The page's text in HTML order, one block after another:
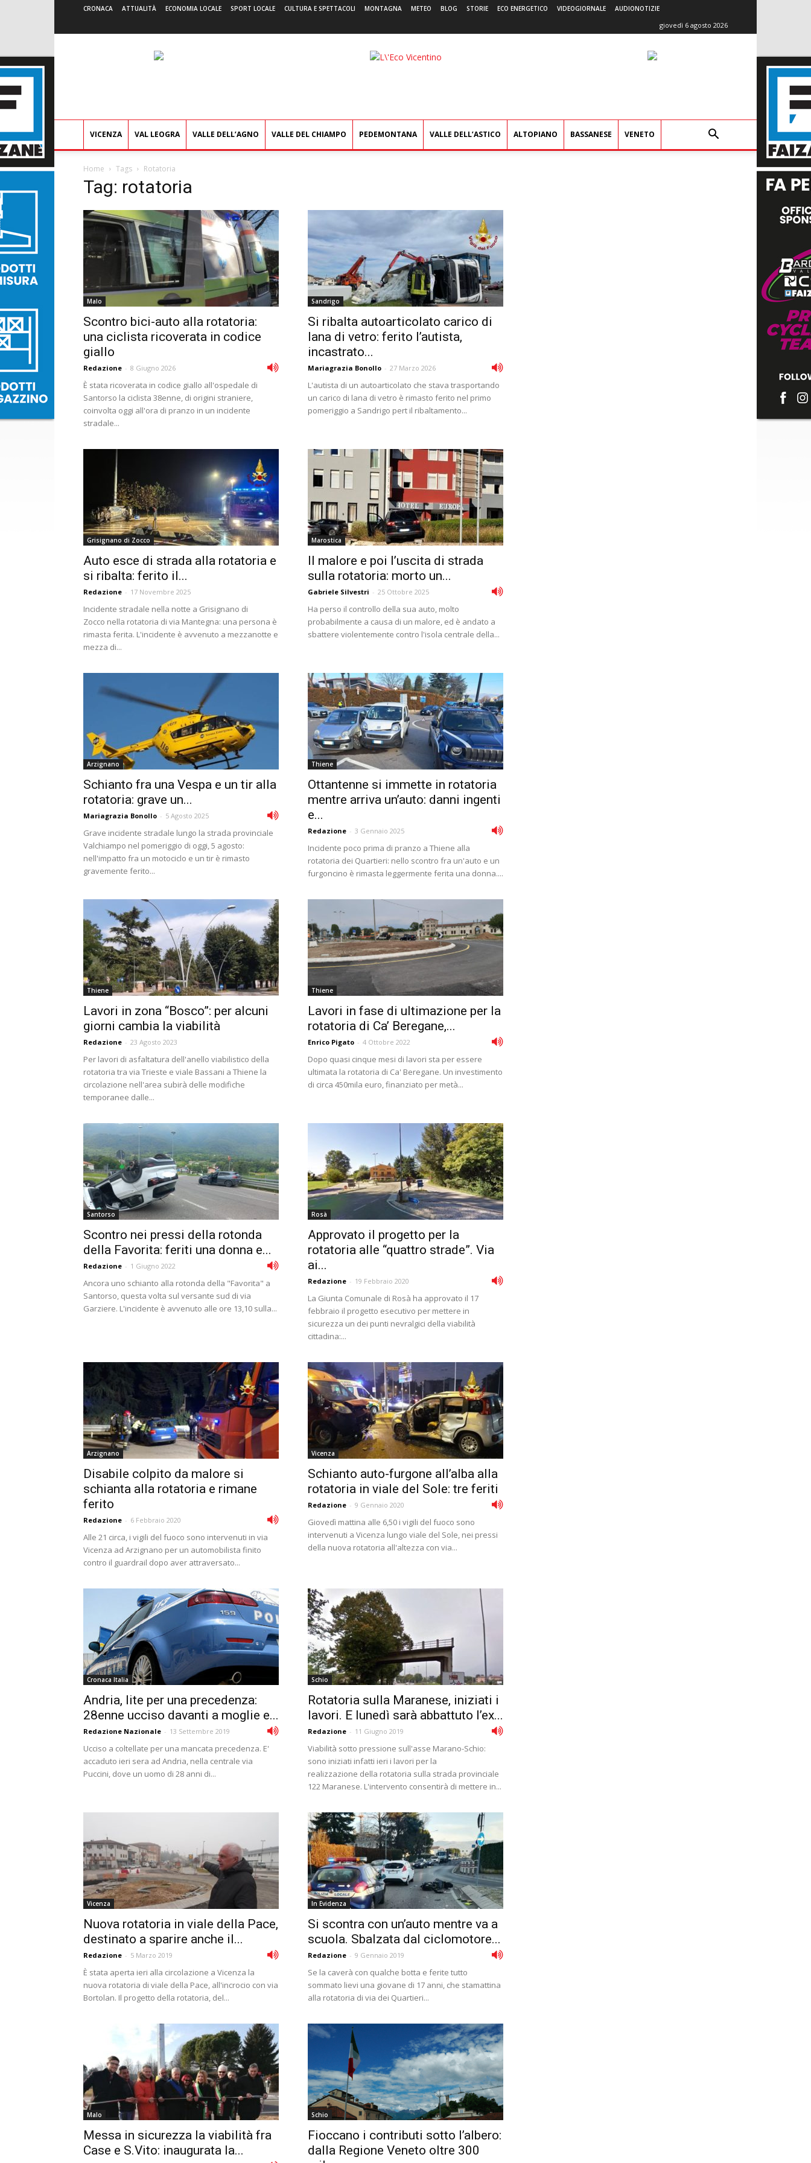
CRONACA ATTUALITÀ ECONOMIA LOCALE SPORT LOCALE CULTURA E SPETTACOLI MONTAGNA METEO BLOG STORIE ECO ENERGETICO VIDEOGIORNALE AUDIONOTIZIE
giovedì 6 agosto 2026
L'Eco
VICENZA VAL LEOGRA VALLE DELL’AGNO VALLE DEL CHIAMPO PEDEMONTANA VALLE DELL’ASTICO ALTOPIANO BASSANESE VENETO
Home Tags Rotatoria
Tag: rotatoria
Malo
Scontro bici-auto alla rotatoria:
una ciclista ricoverata in codice
giallo
Redazione - 8 Giugno 2026
È stata ricoverata in codice giallo all'ospedale di
Santorso la ciclista 38enne, di origini straniere,
coinvolta oggi all'ora di pranzo in un incidente
stradale...
Sandrigo
Si ribalta autoarticolato carico di
lana di vetro: ferito l’autista,
incastrato...
Mariagrazia Bonollo - 27 Marzo 2026
L'autista di un autoarticolato che stava trasportando
un carico di lana di vetro è rimasto ferito nel primo
pomeriggio a Sandrigo pert il ribaltamento...
Grisignano di Zocco
Auto esce di strada alla rotatoria e
si ribalta: ferito il...
Redazione - 17 Novembre 2025
Incidente stradale nella notte a Grisignano di
Zocco nella rotatoria di via Mantegna: una persona è
rimasta ferita. L'incidente è avvenuto a mezzanotte e
mezza di...
Marostica
Il malore e poi l’uscita di strada
sulla rotatoria: morto un...
Gabriele Silvestri - 25 Ottobre 2025
Ha perso il controllo della sua auto, molto
probabilmente a causa di un malore, ed è andato a
sbattere violentemente contro l'isola centrale della...
Arzignano
Schianto fra una Vespa e un tir alla
rotatoria: grave un...
Mariagrazia Bonollo - 5 Agosto 2025
Grave incidente stradale lungo la strada provinciale
Valchiampo nel pomeriggio di oggi, 5 agosto:
nell'impatto fra un motociclo e un tir è rimasto
gravemente ferito...
Thiene
Ottantenne si immette in rotatoria
mentre arriva un’auto: danni ingenti
e...
Redazione - 3 Gennaio 2025
Incidente poco prima di pranzo a Thiene alla
rotatoria dei Quartieri: nello scontro fra un'auto e un
furgoncino è rimasta leggermente ferita una donna....
Thiene
Lavori in zona “Bosco”: per alcuni
giorni cambia la viabilità
Redazione - 23 Agosto 2023
Per lavori di asfaltatura dell'anello viabilistico della
rotatoria tra via Trieste e viale Bassani a Thiene la
circolazione nell'area subirà delle modifiche
temporanee dalle...
Thiene
Lavori in fase di ultimazione per la
rotatoria di Ca’ Beregane,...
Enrico Pigato - 4 Ottobre 2022
Dopo quasi cinque mesi di lavori sta per essere
ultimata la rotatoria di Ca' Beregane. Un investimento
di circa 450mila euro, finanziato per metà...
Santorso
Scontro nei pressi della rotonda
della Favorita: feriti una donna e...
Redazione - 1 Giugno 2022
Ancora uno schianto alla rotonda della "Favorita" a
Santorso, questa volta sul versante sud di via
Garziere. L'incidente è avvenuto alle ore 13,10 sulla...
Rosà
Approvato il progetto per la
rotatoria alle “quattro strade”. Via
ai...
Redazione - 19 Febbraio 2020
La Giunta Comunale di Rosà ha approvato il 17
febbraio il progetto esecutivo per mettere in
sicurezza un dei punti nevralgici della viabilità
cittadina:...
Arzignano
Disabile colpito da malore si
schianta alla rotatoria e rimane
ferito
Redazione - 6 Febbraio 2020
Alle 21 circa, i vigili del fuoco sono intervenuti in via
Vicenza ad Arzignano per un automobilista finito
contro il guardrail dopo aver attraversato...
Vicenza
Schianto auto-furgone all’alba alla
rotatoria in viale del Sole: tre feriti
Redazione - 9 Gennaio 2020
Giovedì mattina alle 6,50 i vigili del fuoco sono
intervenuti a Vicenza lungo viale del Sole, nei pressi
della nuova rotatoria all'altezza con via...
Cronaca Italia
Andria, lite per una precedenza:
28enne ucciso davanti a moglie e...
Redazione Nazionale - 13 Settembre 2019
Ucciso a coltellate per una mancata precedenza. E'
accaduto ieri sera ad Andria, nella centrale via
Puccini, dove un uomo di 28 anni di...
Schio
Rotatoria sulla Maranese, iniziati i
lavori. E lunedì sarà abbattuto l’ex...
Redazione - 11 Giugno 2019
Viabilità sotto pressione sull'asse Marano-Schio:
sono iniziati infatti ieri i lavori per la
realizzazione della rotatoria sulla strada provinciale
122 Maranese. L'intervento consentirà di mettere in...
Vicenza
Nuova rotatoria in viale della Pace,
destinato a sparire anche il...
Redazione - 5 Marzo 2019
È stata aperta ieri alla circolazione a Vicenza la
nuova rotatoria di viale della Pace, all'incrocio con via
Bortolan. Il progetto della rotatoria, del...
In Evidenza
Si scontra con un’auto mentre va a
scuola. Sbalzata dal ciclomotore...
Redazione - 9 Gennaio 2019
Se la caverà con qualche botta e ferite tutto
sommato lievi una giovane di 17 anni, che stamattina
alla rotatoria di via dei Quartieri...
Malo
Messa in sicurezza la viabilità fra
Case e S.Vito: inaugurata la...
Schio
Fioccano i contributi sotto l’albero:
dalla Regione Veneto oltre 300